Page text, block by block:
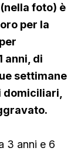
foto) è
per la
anni, di
settimane
3 anni e 6